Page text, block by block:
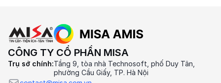
CÔNG TY CỔ PHẦN MISA
Trụ sở chính:Tầng 9, tòa nhà Technosoft, phố Duy Tân,
phường Cầu Giấy, TP. Hà Nội